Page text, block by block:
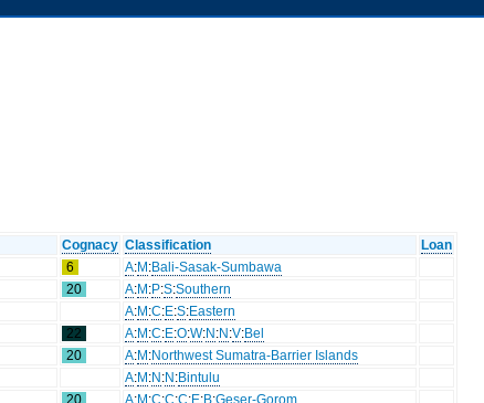
Cognacy Classification
Loan
6 A:M:Bali-Sasak-Sumbawa
20 A:M:P:S:Southern
A:M:C:E:S:Eastern
22 A:M:C:E:O:W:N:N:V:Bel
20 A:M:Northwest Sumatra-Barrier Islands
A:M:N:N:Bintulu
20 A:M:C:C:C:E:B:Geser-Gorom